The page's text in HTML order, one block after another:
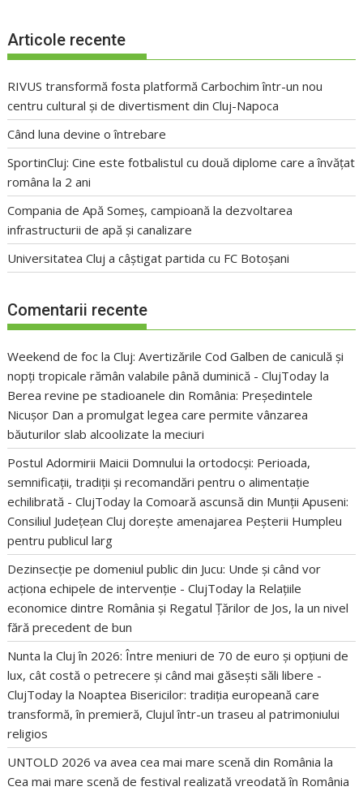
Articole recente
RIVUS transformă fosta platformă Carbochim într-un nou
centru cultural și de divertisment din Cluj-Napoca
Când luna devine o întrebare
SportinCluj: Cine este fotbalistul cu două diplome care a învățat
româna la 2 ani
Compania de Apă Someș, campioană la dezvoltarea
infrastructurii de apă și canalizare
Universitatea Cluj a câștigat partida cu FC Botoșani
Comentarii recente
Weekend de foc la Cluj: Avertizările Cod Galben de caniculă și
nopți tropicale rămân valabile până duminică - ClujToday la
Berea revine pe stadioanele din România: Președintele
Nicușor Dan a promulgat legea care permite vânzarea
băuturilor slab alcoolizate la meciuri
Postul Adormirii Maicii Domnului la ortodocși: Perioada,
semnificații, tradiții și recomandări pentru o alimentație
echilibrată - ClujToday laComoară ascunsă din Munții Apuseni:
Consiliul Județean Cluj dorește amenajarea Peșterii Humpleu
pentru publicul larg
Dezinsecție pe domeniul public din Jucu: Unde și când vor
acționa echipele de intervenție - ClujToday la Relațiile
economice dintre România și Regatul Țărilor de Jos, la un nivel
fără precedent de bun
Nunta la Cluj în 2026: Între meniuri de 70 de euro și opțiuni de
lux, cât costă o petrecere și când mai găsești săli libere -
ClujToday la Noaptea Bisericilor: tradiția europeană care
transformă, în premieră, Clujul într-un traseu al patrimoniului
religios
UNTOLD 2026 va avea cea mai mare scenă din România la
Cea mai mare scenă de festival realizată vreodată în România